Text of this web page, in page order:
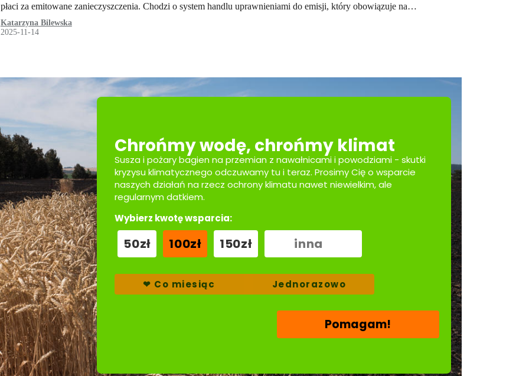
płaci za emitowane zanieczyszczenia. Chodzi o system handlu uprawnieniami do emisji, który obowiązuje na…
Katarzyna Bilewska
2025-11-14